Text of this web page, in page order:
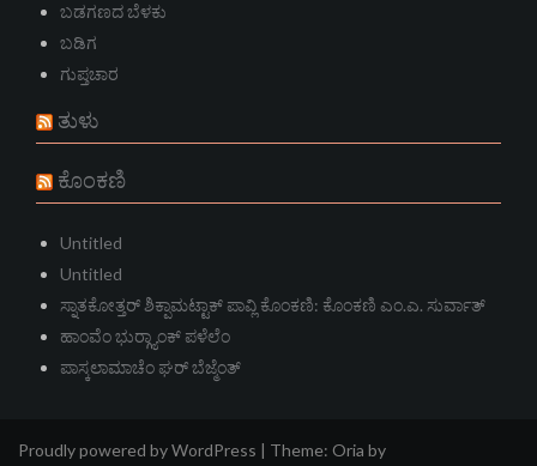
ಬಡಗಣದ ಬೆಳಕು
ಬಡಿಗ
ಗುಪ್ತಚಾರ
ತುಳು
ಕೊಂಕಣಿ
Untitled
Untitled
ಸ್ನಾತಕೋತ್ತರ್ ಶಿಕ್ಪಾಮಟ್ಟಾಕ್ ಪಾವ್ಲಿ ಕೊಂಕಣಿ: ಕೊಂಕಣಿ ಎಂ.ಎ. ಸುರ್ವಾತ್
ಹಾಂವೆಂ ಭುರ್‍ಗ್ಯಾಂಕ್ ಪಳೆಲೆಂ
ಪಾಸ್ಕಲಾಮಾಚೆಂ ಘರ್ ಬೆಜ್ಮೆಂತ್
Proudly powered by WordPress | Theme: Oria by